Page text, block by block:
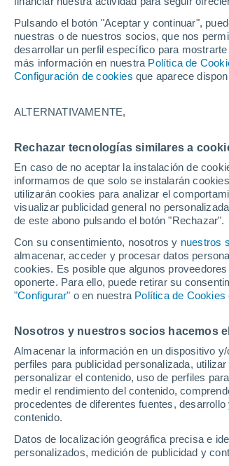
Pulsando el botón "Aceptar y continuar",
nuestras o de nuestros socios, que nos
desarrollar un perfil específico para
más información en nuestra Política de
Configuración de cookies que aparece
ALTERNATIVAMENTE,
Rechazar tecnologías similares a
En caso de no aceptar la instalación de
informamos de que solo se instalarán
utilizarán cookies para analizar el
visualizar publicidad general no
de este abono pulsando el botón "Rechazar".
Con su consentimiento, nosotros y nuestros
almacenar, acceder y procesar datos
cookies. Es posible que algunos
oponerte. Para ello, puede retirar su
"Configurar" o en nuestra Política de Cookies
Nosotros y nuestros socios hacemos
Almacenar la información en un dispositivo
perfiles para publicidad personalizada,
personalizar el contenido, uso de perfiles
medir el rendimiento del contenido,
procedentes de diferentes fuentes,
contenido.
Datos de localización geográfica precisa e
personalizados, medición de publicidad y
El tiempo en
Alaska
Todas las localidades del Estado
Anaktuvuk Pass
Anchorage
B
Barrow
Bethel
C
Cold Bay
E
Eagle
F
Fairbanks